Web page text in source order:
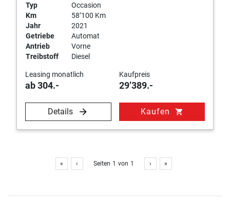
Typ
Occasion
Km
58’100 Km
Jahr
2021
Getriebe
Automat
Antrieb
Vorne
Treibstoff
Diesel
Leasing monatlich
ab 304.-
Kaufpreis
29’389.-
Details Kaufen shopping_cart
« ‹ Seiten 1 von 1 › »